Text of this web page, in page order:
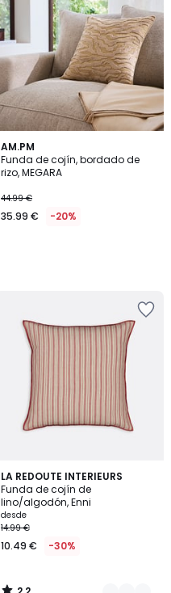
AM.PM
Funda de cojín, bordado de
rizo, MEGARA
44.99 €
35.99 € -20%
LA REDOUTE INTERIEURS
Funda de cojín de
lino/algodón, Enni
desde
14.99 €
10.49 € -30%
2,2
/ 5
4
Colores